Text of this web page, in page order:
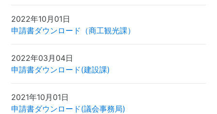
2022年10月01日
申請書ダウンロード（商工観光課）
2022年03月04日
申請書ダウンロード(建設課)
2021年10月01日
申請書ダウンロード(議会事務局)